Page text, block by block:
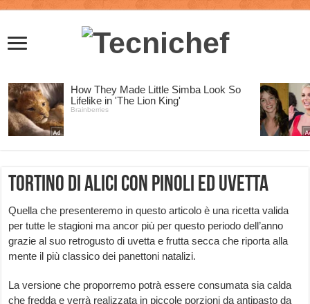
Tortino di alici con pinoli ed uvetta
Quella che presenteremo in questo articolo è una ricetta valida
per tutte le stagioni ma ancor più per questo periodo dell’anno
grazie al suo retrogusto di uvetta e frutta secca che riporta alla
mente il più classico dei panettoni natalizi.
La versione che proporremo potrà essere consumata sia calda
che fredda e verrà realizzata in piccole porzioni da antipasto da